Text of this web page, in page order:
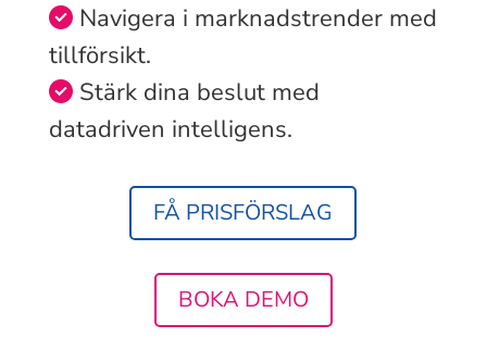
Navigera i marknadstrender med
tillförsikt.
Stärk dina beslut med
datadriven intelligens.
FÅ PRISFÖRSLAG
BOKA DEMO